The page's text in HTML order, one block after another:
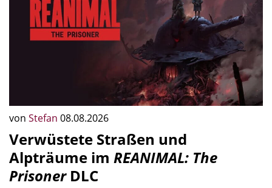
von Stefan 08.08.2026
Verwüstete Straßen und
Alpträume im REANIMAL: The
PrisonerDLC